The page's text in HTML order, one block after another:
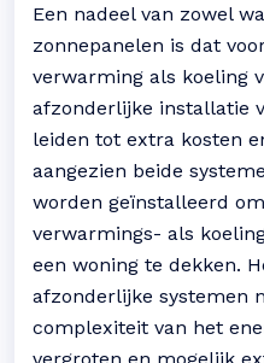
Een nadeel van zowel
zonnepanelen is dat
verwarming als koeling
afzonderlijke installatie
leiden tot extra kosten
aangezien beide
worden geïnstalleerd
verwarmings- als
een woning te dekken.
afzonderlijke systemen
complexiteit van het